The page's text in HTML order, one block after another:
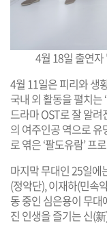
4월 18일 출연
4월 11일은 피리와 생
국내 외 활동을 펼치는
드라마 OST로 잘 알려
의 여주인공 역으로 유
로 엮은 ‘팔도유람’ 프
마지막 무대인 25일에
(정악단), 이재하(민속
동 중인 심은용이 무
진 인생을 즐기는 신(